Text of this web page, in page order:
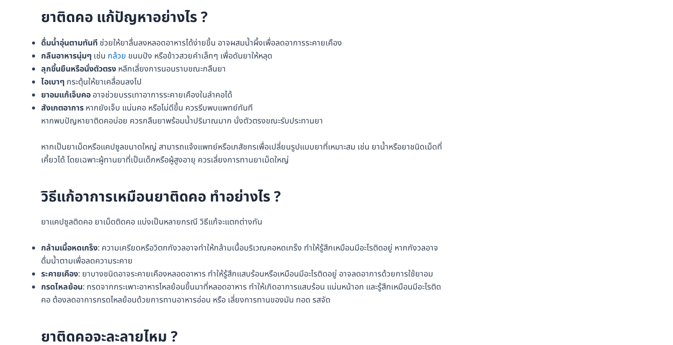
ยาติดคอ แก้ปัญหาอย่างไร ?
ดื่มน้ำอุ่นตามทันที ช่วยให้ยาลื่นลงหลอดอาหารได้ง่ายขึ้น อาจผสมน้ำผึ้งเพื่อลดอาการระคายเคือง
กลืนอาหารนุ่มๆ เช่น กล้วย ขนมปัง หรือข้าวสวยคำเล็กๆ เพื่อดันยาให้หลุด
ลุกขึ้นยืนหรือนั่งตัวตรง หลีกเลี่ยงการนอนราบขณะกลืนยา
ไอเบาๆ กระตุ้นให้ยาเคลื่อนลงไป
ยาอมแก้เจ็บคอ อาจช่วยบรรเทาอาการระคายเคืองในลำคอได้
สังเกตอาการ หากยังเจ็บ แน่นคอ หรือไม่ดีขึ้น ควรรีบพบแพทย์ทันที
หากพบปัญหายาติดคอบ่อย ควรกลืนยาพร้อมน้ำปริมาณมาก นั่งตัวตรงขณะรับประทานยา
หากเป็นยาเม็ดหรือแคปซูลขนาดใหญ่ สามารถแจ้งแพทย์หรือเภสัชกรเพื่อเปลี่ยนรูปแบบยาที่เหมาะสม เช่น ยาน้ำหรือยาชนิดเม็ดที่
เคี้ยวได้ โดยเฉพาะผู้ทานยาที่เป็นเด็กหรือผู้สูงอายุ ควรเลี่ยงการทานยาเม็ดใหญ่
วิธีแก้อาการเหมือนยาติดคอ ทำอย่างไร ?
ยาแคปซูลติดคอ ยาเม็ดติดคอ แบ่งเป็นหลายกรณี วิธีแก้จะแตกต่างกัน
กล้ามเนื้อหดเกร็ง: ความเครียดหรือวิตกกังวลอาจทำให้กล้ามเนื้อบริเวณคอหดเกร็ง ทำให้รู้สึกเหมือนมีอะไรติดอยู่ หากกังวลอาจ
ดื่มน้ำตามเพื่อลดความระคาย
ระคายเคือง: ยาบางชนิดอาจระคายเคืองหลอดอาหาร ทำให้รู้สึกแสบร้อนหรือเหมือนมีอะไรติดอยู่ อาจลดอาการด้วยการใช้ยาอม
กรดไหลย้อน: กรดจากกระเพาะอาหารไหลย้อนขึ้นมาที่หลอดอาหาร ทำให้เกิดอาการแสบร้อน แน่นหน้าอก และรู้สึกเหมือนมีอะไรติด
คอ ต้องลดอาการกรดไหลย้อนด้วยการทานอาหารอ่อน หรือ เลี่ยงการทานของมัน ทอด รสจัด
ยาติดคอจะละลายไหม ?